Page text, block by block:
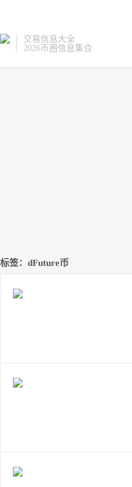
交易信息大全
2026币圈信息集合
标签：dFuture币